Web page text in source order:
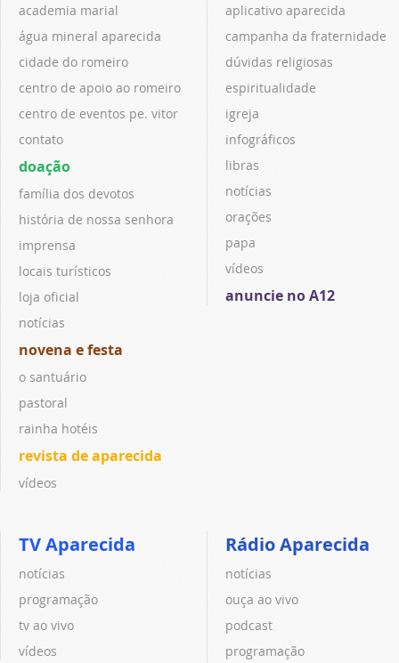
academia marial
água mineral aparecida
cidade do romeiro
centro de apoio ao romeiro
centro de eventos pe. vitor
contato
doação
família dos devotos
história de nossa senhora
imprensa
locais turísticos
loja oficial
notícias
novena e festa
o santuário
pastoral
rainha hotéis
revista de aparecida
vídeos
aplicativo aparecida
campanha da fraternidade
dúvidas religiosas
espiritualidade
igreja
infográficos
libras
notícias
orações
papa
vídeos
anuncie no A12
TV Aparecida
notícias
programação
tv ao vivo
vídeos
Rádio Aparecida
notícias
ouça ao vivo
podcast
programação